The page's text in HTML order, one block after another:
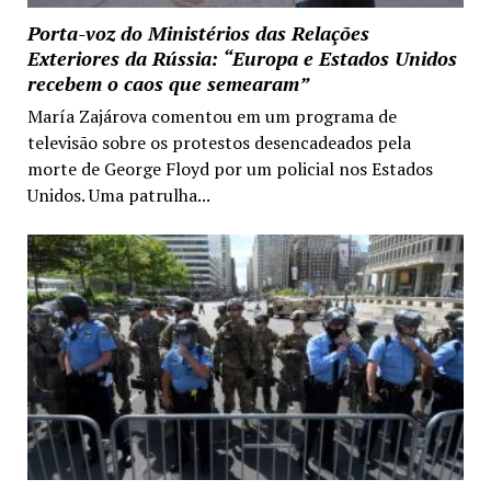
Porta-voz do Ministérios das Relações
Exteriores da Rússia: “Europa e Estados Unidos
recebem o caos que semearam”
María Zajárova comentou em um programa de
televisão sobre os protestos desencadeados pela
morte de George Floyd por um policial nos Estados
Unidos. Uma patrulha...